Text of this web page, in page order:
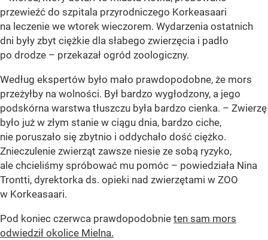
przewieźć do szpitala przyrodniczego Korkeasaari
na leczenie we wtorek wieczorem. Wydarzenia ostatnich
dni były zbyt ciężkie dla słabego zwierzęcia i padło
po drodze – przekazał ogród zoologiczny.
Według ekspertów było mało prawdopodobne, że mors
przeżyłby na wolności. Był bardzo wygłodzony, a jego
podskórna warstwa tłuszczu była bardzo cienka. – Zwierzę
było już w złym stanie w ciągu dnia, bardzo ciche,
nie poruszało się zbytnio i oddychało dość ciężko.
Znieczulenie zwierząt zawsze niesie ze sobą ryzyko,
ale chcieliśmy spróbować mu pomóc – powiedziała Nina
Trontti, dyrektorka ds. opieki nad zwierzętami w ZOO
w Korkeasaari.
Pod koniec czerwca prawdopodobnie ten sam mors
odwiedził okolice Mielna.